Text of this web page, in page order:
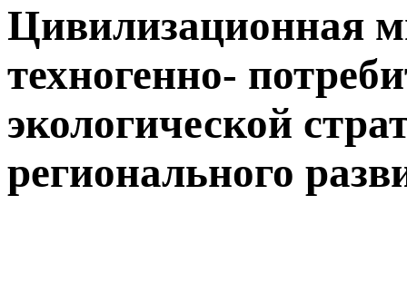
Цивилизационная
техногенно-
экологической
регионального